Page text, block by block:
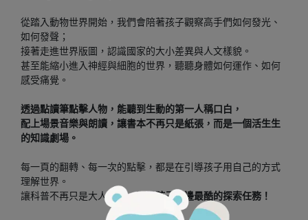
從踏入動物世界開始，我們會陪著孩子觀察高手們如何發光、
如何發聲；
接著走進世界版圖，認識國家的大小差異與人文樣貌。
甚至能縮小進入神經與細胞的世界，聽聽身體如何運作、如何
感受痛覺。
透過點讀筆點擊人物，能聽到生動的第一人稱口白，
配上場景音樂與朗讀，讓書本不再只是紙張，而是一個活生生
的知識劇場。
每一頁的翻轉、每一次的點擊，都是在引導孩子用自己的方式
理解世界。
讓科普不再只是大人的事，而是孩子手邊最酷的探索任務！